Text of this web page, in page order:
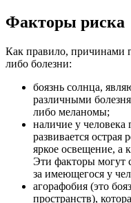
Факторы риска
Как правило, причинами
либо болезни:
боязнь солнца,
различными
либо меланомы;
наличие у человека
развивается острая
яркое освещение, а
Эти факторы могут
за имеющегося у
агорафобия (это
пространств),